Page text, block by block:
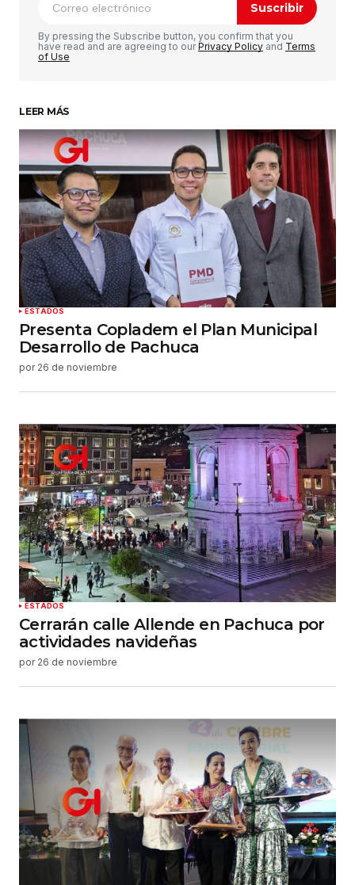
Comentario *
Su nombre*
Tu correo electrónico
Guardar mi nombre, correo electrónico y sitio
web en este navegador para la próxima vez que
haga un comentario.
Enviar comentario
Suscribir
By pressing the Subscribe button, you confirm that you
have read and are agreeing to ourPrivacy Policy and Terms
of Use
LEER MÁS
ESTADOS
Presenta Copladem el Plan Municipal
Desarrollo de Pachuca
por 26 de noviembre
ESTADOS
Cerrarán calle Allende en Pachuca por
actividades navideñas
por 26 de noviembre